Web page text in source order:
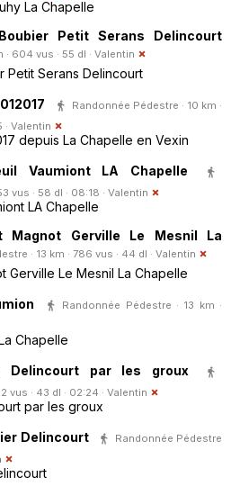
La Chapelle
Petit Serans Delincourt
604 vus · 55 dl · Valentin
Petit Serans Delincourt
Randonnée Pédestre · 10 km ·
Valentin
depuis La Chapelle en Vexin
Vaumiont LA Chapelle
vus · 58 dl · 08:18 · Valentin
LA Chapelle
Magnot Gerville Le Mesnil La
· 13 km · 786 vus · 44 dl · Valentin
Gerville Le Mesnil La Chapelle
Randonnée Pédestre · 13 km ·
Chapelle
Delincourt par les groux
vus · 43 dl · 02:24 · Valentin
par les groux
Delincourt
Randonnée Pédestre